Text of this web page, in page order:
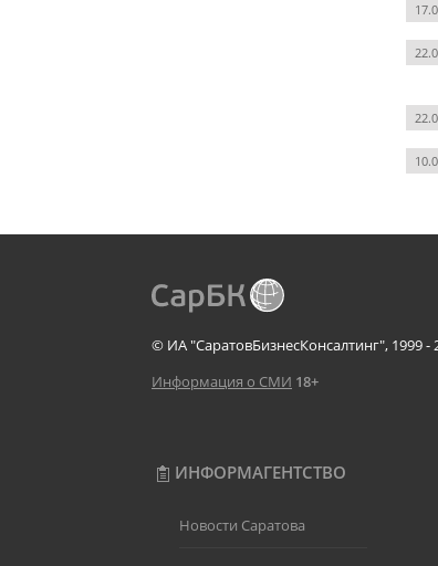
© ИА "СаратовБизнесКонсалтинг", 1999 -
Информация о СМИ 18+
ИНФОРМАГЕНТСТВО
Новости Саратова